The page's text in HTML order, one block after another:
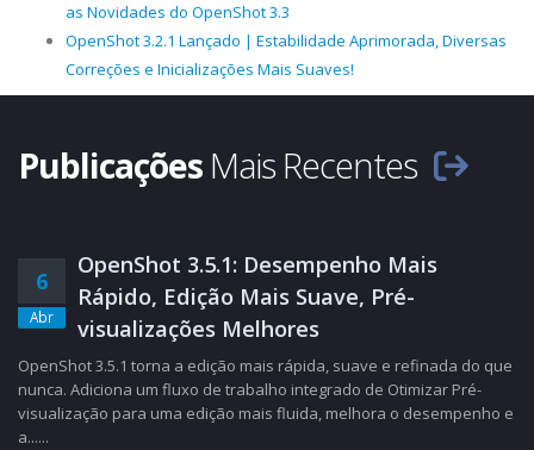
as Novidades do OpenShot 3.3
OpenShot 3.2.1 Lançado | Estabilidade Aprimorada, Diversas
Correções e Inicializações Mais Suaves!
Publicações Mais Recentes
6
Abr
OpenShot 3.5.1: Desempenho Mais
Rápido, Edição Mais Suave, Pré-
visualizações Melhores
OpenShot 3.5.1 torna a edição mais rápida, suave e refinada do que
nunca. Adiciona um fluxo de trabalho integrado de Otimizar Pré-
visualização para uma edição mais fluida, melhora o desempenho e
a......